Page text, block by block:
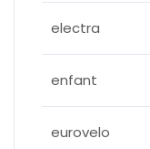
electra
enfant
eurovelo